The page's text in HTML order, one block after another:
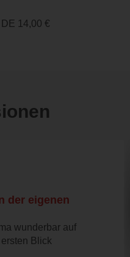
DE 14,00 €
der eigenen
wunderbar auf
Blick